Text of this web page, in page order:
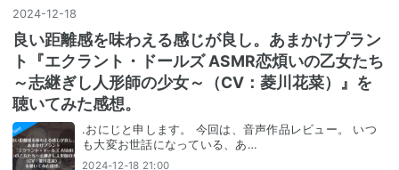
2024-12-18
良い距離感を味わえる感じが良し。あまかけプラン
ト『エクラント・ドールズ ASMR恋煩いの乙女たち
～志継ぎし人形師の少女～（CV：菱川花菜）』を
聴いてみた感想。
.おにじと申します。 今回は、音声作品レビュー。 いつ
も大変お世話になっている、あ…
2024-12-18 21:00